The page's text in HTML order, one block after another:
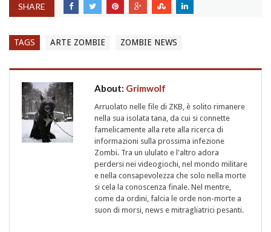
SHARE
TAGS ARTE ZOMBIE ZOMBIE NEWS
About: Grimwolf
Arruolato nelle file di ZKB, è solito rimanere
nella sua isolata tana, da cui si connette
famelicamente alla rete alla ricerca di
informazioni sulla prossima infezione
Zombi. Tra un ululato e l'altro adora
perdersi nei videogiochi, nel mondo militare
e nella consapevolezza che solo nella morte
si cela la conoscenza finale. Nel mentre,
come da ordini, falcia le orde non-morte a
suon di morsi, news e mitragliatrici pesanti.